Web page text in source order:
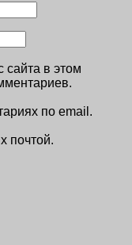
сайта в этом
по email.
почтой.